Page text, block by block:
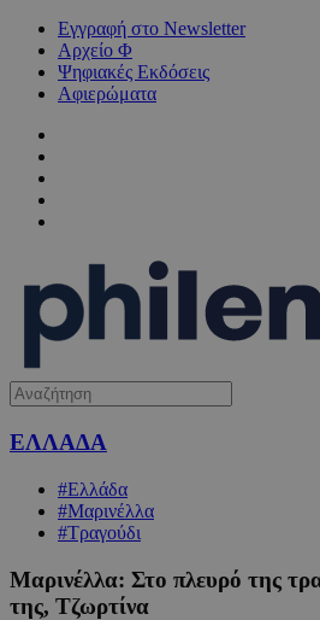
Εγγραφή στο Newsletter
Αρχείο Φ
Ψηφιακές Εκδόσεις
Αφιερώματα
ΕΛΛΑΔΑ
#Ελλάδα
#Μαρινέλλα
#Τραγούδι
Μαρινέλλα: Στο πλευρό της
της, Τζωρτίνα